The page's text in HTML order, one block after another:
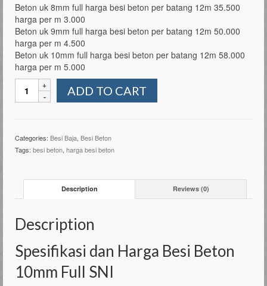
Beton uk 8mm full harga besi beton per batang 12m 35.500
harga per m 3.000
Beton uk 9mm full harga besi beton per batang 12m 50.000
harga per m 4.500
Beton uk 10mm full harga besi beton per batang 12m 58.000
harga per m 5.000
Beton
quantity
ADD TO CART
Categories: Besi Baja, Besi Beton
Tags: besi beton, harga besi beton
Description Reviews (0)
Description
Spesifikasi dan Harga Besi Beton
10mm Full SNI